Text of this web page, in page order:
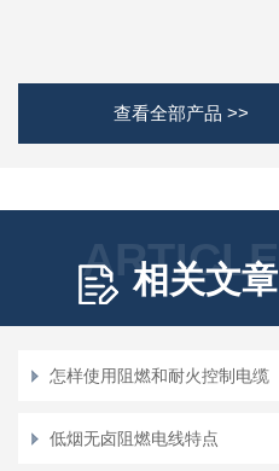
查看全部产品 >>
ARTICLE
相关文章
怎样使用阻燃和耐火控制电缆
低烟无卤阻燃电线特点